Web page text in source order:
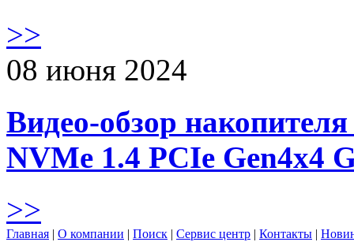
>>
08 июня 2024
Видео-обзор
NVMe 1.4 PCIe Gen4х4
>>
Главная | О компании | Поиск | Сервис центр | Контакты |